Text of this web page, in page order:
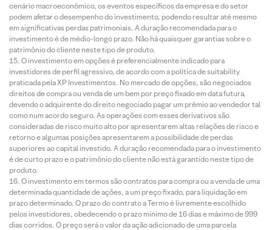
cenário macroeconômico, os eventos específicos da empresa e do setor
podem afetar o desempenho do investimento, podendo resultar até mesmo
em significativas perdas patrimoniais. A duração recomendada para o
investimento é de médio-longo prazo. Não há quaisquer garantias sobre o
patrimônio do cliente neste tipo de produto.
O investimento em opções é preferencialmente indicado para
investidores de perfil agressivo, de acordo com a política de suitability
praticada pela XP Investimentos. No mercado de opções, são negociados
direitos de compra ou venda de um bem por preço fixado em data futura,
devendo o adquirente do direito negociado pagar um prêmio ao vendedor tal
como num acordo seguro. As operações com esses derivativos são
consideradas de risco muito alto por apresentarem altas relações de risco e
retorno e algumas posições apresentarem a possibilidade de perdas
superiores ao capital investido. A duração recomendada para o investimento
é de curto prazo e o patrimônio do cliente não está garantido neste tipo de
produto.
O investimento em termos são contratos para compra ou a venda de uma
determinada quantidade de ações, a um preço fixado, para liquidação em
prazo determinado. O prazo do contrato a Termo é livremente escolhido
pelos investidores, obedecendo o prazo mínimo de 16 dias e máximo de 999
dias corridos. O preço será o valor da ação adicionado de uma parcela